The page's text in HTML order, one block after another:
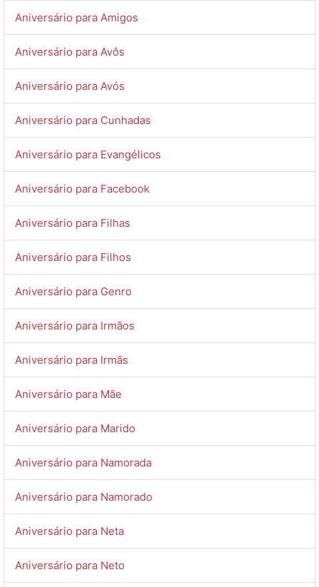
Aniversário para Amigos
Aniversário para Avôs
Aniversário para Avós
Aniversário para Cunhadas
Aniversário para Evangélicos
Aniversário para Facebook
Aniversário para Filhas
Aniversário para Filhos
Aniversário para Genro
Aniversário para Irmãos
Aniversário para Irmãs
Aniversário para Mãe
Aniversário para Marido
Aniversário para Namorada
Aniversário para Namorado
Aniversário para Neta
Aniversário para Neto